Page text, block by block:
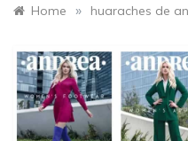
Home » huaraches de